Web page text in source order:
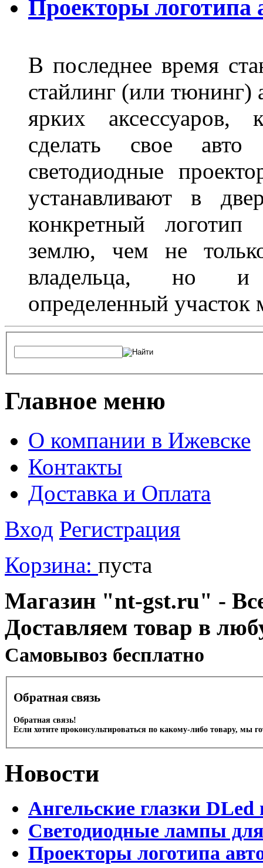
Проекторы логотипа
В последнее время
стайлинг (или тюнинг)
ярких аксессуаров,
сделать свое
светодиодные
устанавливают в
конкретный логотип
землю, чем не
владельца, но и
определенный участок
Главное меню
О компании в Ижевске
Контакты
Доставка и Оплата
Вход Регистрация
Корзина: пуста
Магазин "nt-gst.ru" -
Доставляем товар в
Cамовывоз бесплатно
Обратная связь
Обратная связь!
Если хотите проконсультироваться по какому-либо товару, мы
Новости
Ангельские глазки DLed
Светодиодные лампы
Проекторы логотипа